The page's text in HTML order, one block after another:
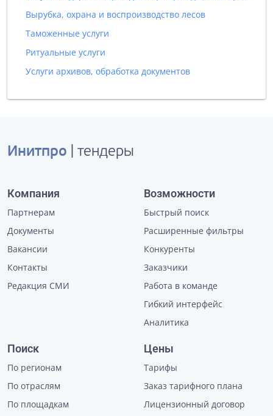
Вырубка, охрана и воспроизводство лесов
Таможенные услуги
Ритуальные услуги
Услуги архивов, обработка документов
Инитпро | тендеры
Компания
Партнерам
Документы
Вакансии
Контакты
Редакция СМИ
Возможности
Быстрый поиск
Расширенные фильтры
Конкуренты
Заказчики
Работа в команде
Гибкий интерфейс
Аналитика
Поиск
По регионам
По отраслям
По площадкам
Цены
Тарифы
Заказ тарифного плана
Лицензионный договор